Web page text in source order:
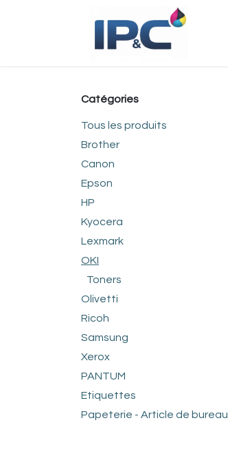
Catégories
Tous les produits
Brother
Canon
Epson
HP
Kyocera
Lexmark
OKI
Toners
Olivetti
Ricoh
Samsung
Xerox
PANTUM
Etiquettes
Papeterie - Article de bureau